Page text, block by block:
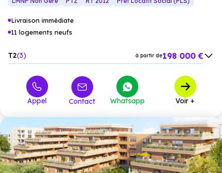
Livraison immédiate
11 logements neufs
T2 3 à partir de198 000 €
à partir de 450 000 €
Appel Contact Whatsapp Voir +